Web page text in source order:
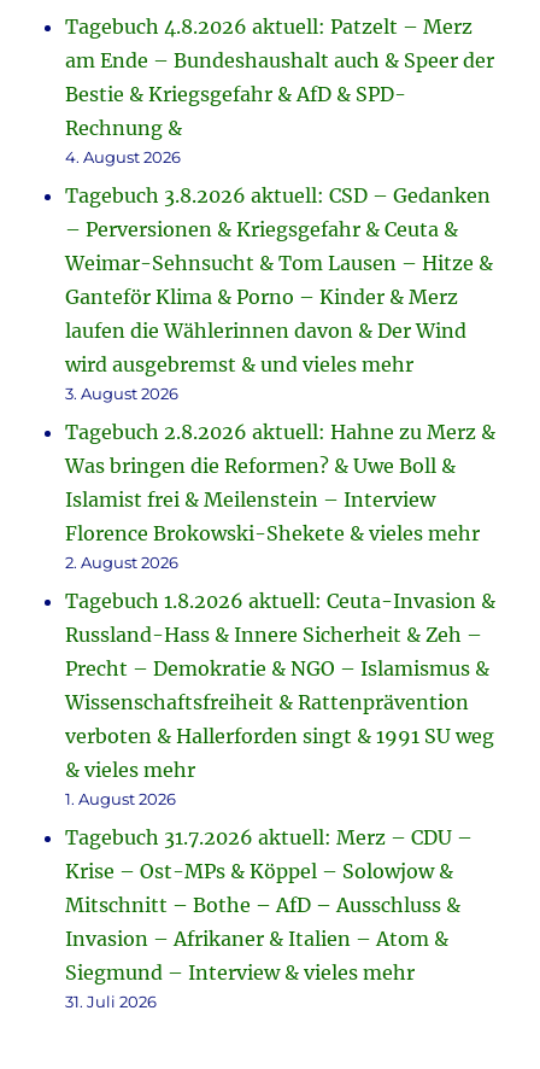
Tagebuch 4.8.2026 aktuell: Patzelt – Merz
am Ende – Bundeshaushalt auch & Speer der
Bestie & Kriegsgefahr & AfD & SPD-
Rechnung &
4. August 2026
Tagebuch 3.8.2026 aktuell: CSD – Gedanken
– Perversionen & Kriegsgefahr & Ceuta &
Weimar-Sehnsucht & Tom Lausen – Hitze &
Ganteför Klima & Porno – Kinder & Merz
laufen die Wählerinnen davon & Der Wind
wird ausgebremst & und vieles mehr
3. August 2026
Tagebuch 2.8.2026 aktuell: Hahne zu Merz &
Was bringen die Reformen? & Uwe Boll &
Islamist frei & Meilenstein – Interview
Florence Brokowski-Shekete & vieles mehr
2. August 2026
Tagebuch 1.8.2026 aktuell: Ceuta-Invasion &
Russland-Hass & Innere Sicherheit & Zeh –
Precht – Demokratie & NGO – Islamismus &
Wissenschaftsfreiheit & Rattenprävention
verboten & Hallerforden singt & 1991 SU weg
& vieles mehr
1. August 2026
Tagebuch 31.7.2026 aktuell: Merz – CDU –
Krise – Ost-MPs & Köppel – Solowjow &
Mitschnitt – Bothe – AfD – Ausschluss &
Invasion – Afrikaner & Italien – Atom &
Siegmund – Interview & vieles mehr
31. Juli 2026